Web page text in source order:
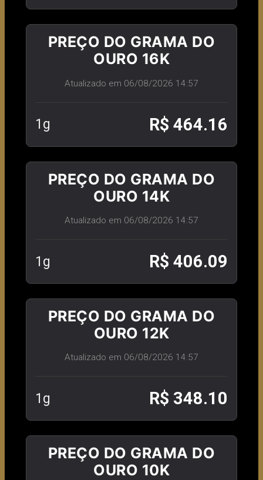
PREÇO DO GRAMA DO
OURO 16K
Atualizado em 06/08/2026 14:57
1g R$ 464.16
PREÇO DO GRAMA DO
OURO 14K
Atualizado em 06/08/2026 14:57
1g R$ 406.09
PREÇO DO GRAMA DO
OURO 12K
Atualizado em 06/08/2026 14:57
1g R$ 348.10
PREÇO DO GRAMA DO
OURO 10K